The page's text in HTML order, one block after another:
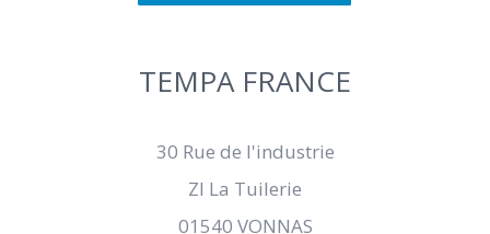
TEMPA FRANCE
30 Rue de l'industrie
ZI La Tuilerie
01540 VONNAS